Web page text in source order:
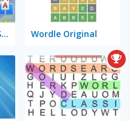
Kings & Queens: Solitaire Tripeaks Wordle Original